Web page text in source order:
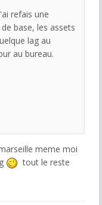
refais une
base, les assets
lag au
au bureau.
meme moi
tout le reste